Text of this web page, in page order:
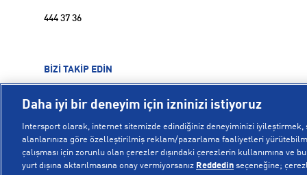
444 37 36
BİZİ TAKİP EDİN
Daha iyi bir deneyim için izninizi istiyoruz
Intersport olarak, internet sitemizde edindiğiniz deneyiminizi
alanlarınıza göre özelleştirilmiş reklam/pazarlama faaliyetleri
çalışması için zorunlu olan çerezler dışındaki çerezlerin kullanımına ve
yurt dışına aktarılmasına onay vermiyorsanız Reddedin seçeneğine;